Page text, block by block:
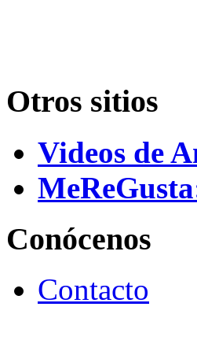
Otros sitios
Videos de
Conócenos
Contacto